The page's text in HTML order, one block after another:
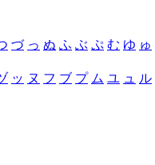
づ っ ぬ ふ ぶ ぷ む ゆ ゅ
ッ ヌ フ ブ プ ム ユ ュ ル